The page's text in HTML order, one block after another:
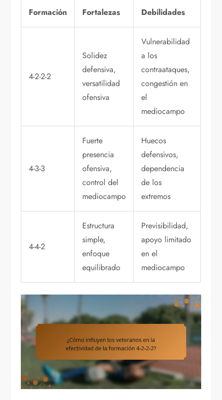
Formación Fortalezas Debilidades
4-2-2-2
Solidez
defensiva,
versatilidad
ofensiva
Vulnerabilidad
a los
contraataques,
congestión en
el
mediocampo
4-3-3
Fuerte
presencia
ofensiva,
control del
mediocampo
Huecos
defensivos,
dependencia
de los
extremos
4-4-2
Estructura
simple,
enfoque
equilibrado
Previsibilidad,
apoyo limitado
en el
mediocampo